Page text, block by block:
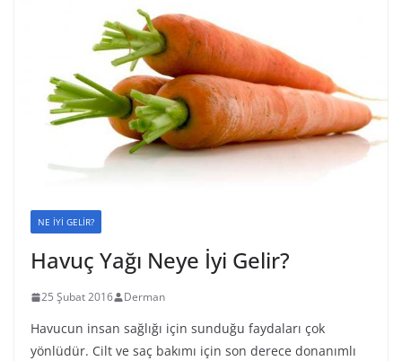
NE İYİ GELİR?
Havuç Yağı Neye İyi Gelir?
25 Şubat 2016 Derman
Havucun insan sağlığı için sunduğu faydaları çok
yönlüdür. Cilt ve saç bakımı için son derece donanımlı